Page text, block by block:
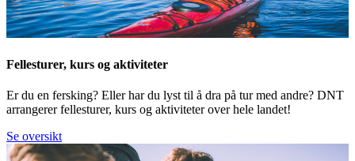
Fellesturer, kurs og aktiviteter
Er du en fersking? Eller har du lyst til å dra på tur med andre? DNT
arrangerer fellesturer, kurs og aktiviteter over hele landet!
Se oversikt